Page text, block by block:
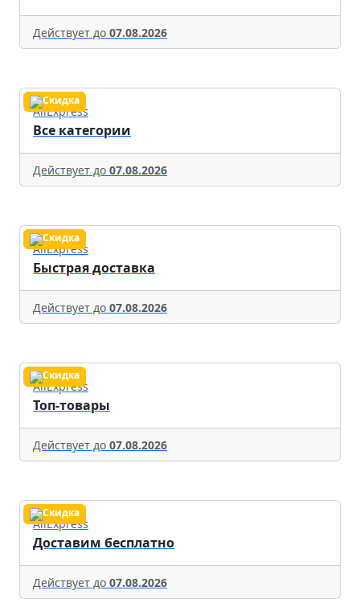
Действует до 07.08.2026
AliExpress
Все категории
Действует до 07.08.2026
AliExpress
Быстрая доставка
Действует до 07.08.2026
AliExpress
Топ-товары
Действует до 07.08.2026
AliExpress
Доставим бесплатно
Действует до 07.08.2026